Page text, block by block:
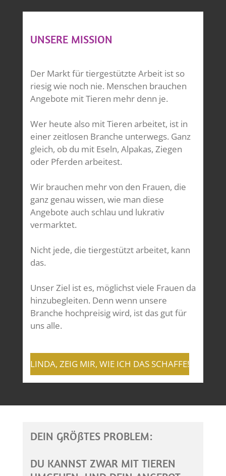
UNSERE MISSION
Der Markt für tiergestützte Arbeit ist so
riesig wie noch nie. Menschen brauchen
Angebote mit Tieren mehr denn je.
Wer heute also mit Tieren arbeitet, ist in
einer zeitlosen Branche unterwegs. Ganz
gleich, ob du mit Eseln, Alpakas, Ziegen
oder Pferden arbeitest.
Wir brauchen mehr von den Frauen, die
ganz genau wissen, wie man diese
Angebote auch schlau und lukrativ
vermarktet.
Nicht jede, die tiergestützt arbeitet, kann
das.
Unser Ziel ist es, möglichst viele Frauen da
hinzubegleiten. Denn wenn unsere
Branche hochpreisig wird, ist das gut für
uns alle.
LINDA, ZEIG MIR, WIE ICH DAS SCHAFFE!
DEIN GRÖßTES PROBLEM:
DU KANNST ZWAR MIT TIEREN